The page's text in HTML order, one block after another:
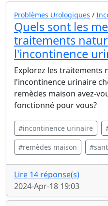
Problèmes Urologiques /
Quels sont les
traitements
l'incontinence
Explorez les traitements
l'incontinence urinaire
remèdes maison avez-
fonctionné pour vous?
#incontinence urinaire
#remèdes maison
Lire 14 réponse(s)
2024-Apr-18 19:03